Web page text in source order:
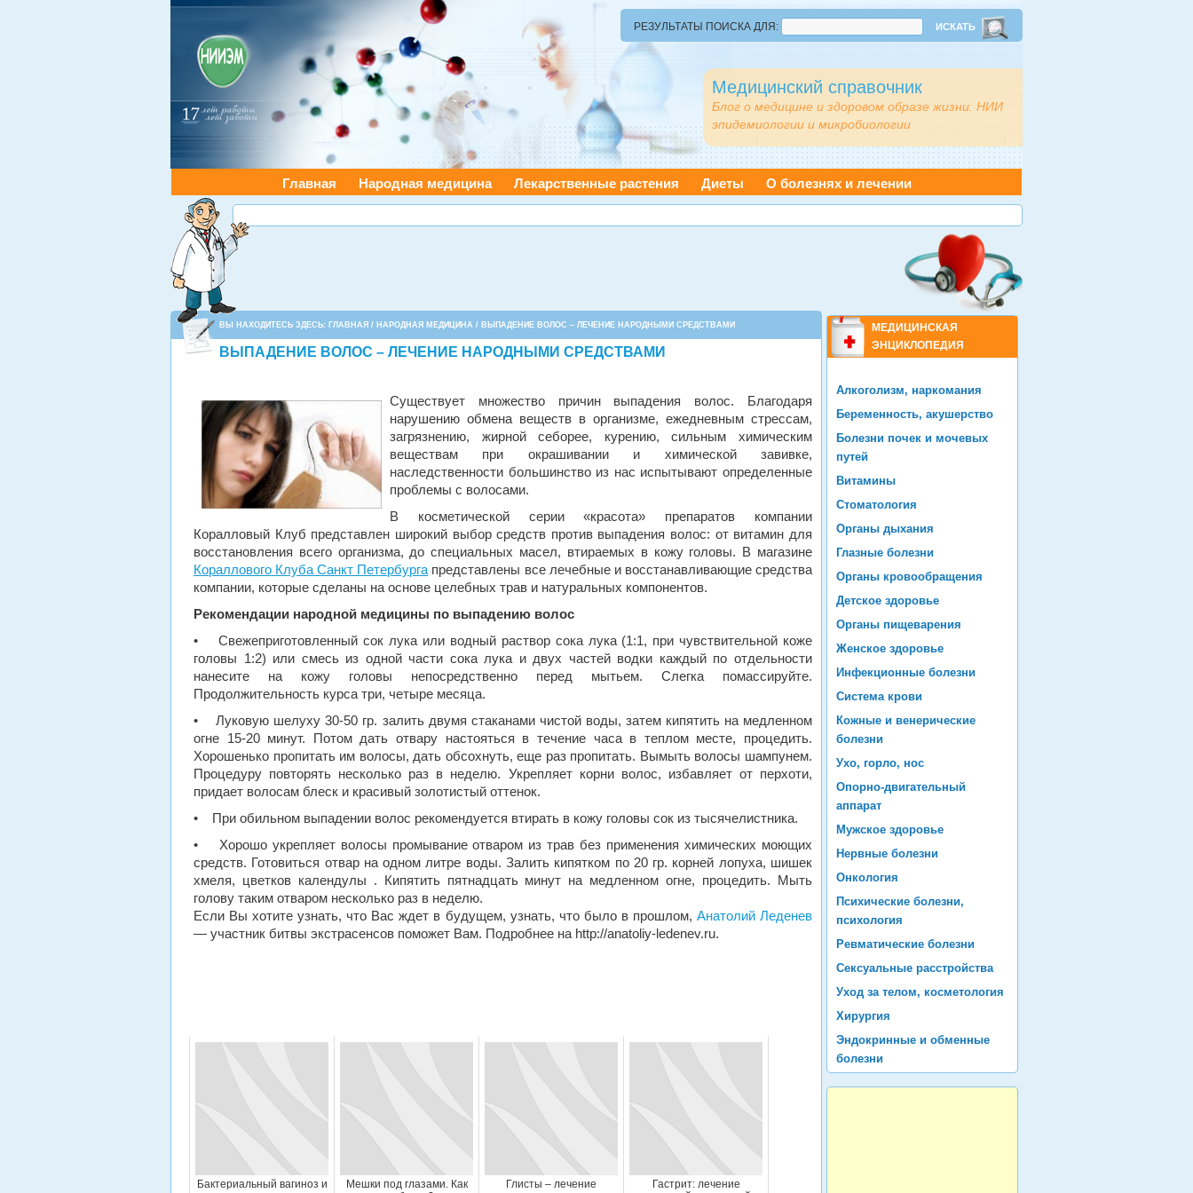
РЕЗУЛЬТАТЫ ПОИСКА ДЛЯ:
Медицинский справочник
Блог о медицине и здоровом образе жизни. НИИ
эпидемиологии и микробиологии
Главная Народная медицина Лекарственные растения Диеты О болезнях и лечении
ВЫ НАХОДИТЕСЬ ЗДЕСЬ: ГЛАВНАЯ / НАРОДНАЯ МЕДИЦИНА / ВЫПАДЕНИЕ ВОЛОС – ЛЕЧЕНИЕ НАРОДНЫМИ СРЕДСТВАМИ
ВЫПАДЕНИЕ ВОЛОС – ЛЕЧЕНИЕ НАРОДНЫМИ СРЕДСТВАМИ
Существует множество причин выпадения волос. Благодаря
нарушению обмена веществ в организме, ежедневным стрессам,
загрязнению, жирной себорее, курению, сильным химическим
веществам при окрашиваниии химической завивке,
наследственности большинство из нас испытывают определенные
проблемы с волосами.
В косметической серии «красота» препаратов компании
Коралловый Клуб представлен широкий выбор средств против выпадения волос: от витамин для
восстановления всего организма, до специальных масел, втираемых в кожу головы. В магазине
Кораллового Клуба Санкт Петербурга представлены все лечебные и восстанавливающие средства
компании, которые сделаны на основе целебных трав и натуральных компонентов.
Рекомендации народной медицины по выпадению волос
• Свежеприготовленный сок лука или водный раствор сока лука (1:1, при чувствительной коже
головы 1:2) или смесь из одной части сока лука и двух частей водки каждый по отдельности
нанесите на кожу головы непосредственно перед мытьем. Слегка помассируйте.
Продолжительность курса три, четыре месяца.
• Луковую шелуху 30-50 гр. залить двумя стаканами чистой воды, затем кипятить на медленном
огне 15-20 минут. Потом дать отвару настояться в течение часа в теплом месте, процедить.
Хорошенько пропитать им волосы, дать обсохнуть, еще раз пропитать. Вымыть волосы шампунем.
Процедуру повторять несколько раз в неделю. Укрепляет корни волос, избавляет от перхоти,
придает волосам блеск и красивый золотистый оттенок.
• При обильном выпадении волос рекомендуется втирать в кожу головы сок из тысячелистника.
• Хорошо укрепляет волосы промывание отваром из трав без применения химических моющих
средств. Готовиться отвар на одном литре воды. Залить кипятком по 20 гр. корней лопуха, шишек
хмеля, цветков календулы . Кипятить пятнадцать минут на медленном огне, процедить. Мыть
голову таким отваром несколько раз в неделю.
Если Вы хотите узнать, что Вас ждет в будущем, узнать, что было в прошлом, Анатолий Леденев
— участник битвы экстрасенсов поможет Вам. Подробнее на http://anatoliy-ledenev.ru.
Бактериальный вагиноз и
Мешки под глазами. Как
Глисты – лечение
Гастрит: лечение
МЕДИЦИНСКАЯ
ЭНЦИКЛОПЕДИЯ
Алкоголизм, наркомания
Беременность, акушерство
Болезни почек и мочевых
путей
Витамины
Стоматология
Органы дыхания
Глазные болезни
Органы кровообращения
Детское здоровье
Органы пищеварения
Женское здоровье
Инфекционные болезни
Система крови
Кожные и венерические
болезни
Ухо, горло, нос
Опорно-двигательный
аппарат
Мужское здоровье
Нервные болезни
Онкология
Психические болезни,
психология
Ревматические болезни
Сексуальные расстройства
Уход за телом, косметология
Хирургия
Эндокринные и обменные
болезни